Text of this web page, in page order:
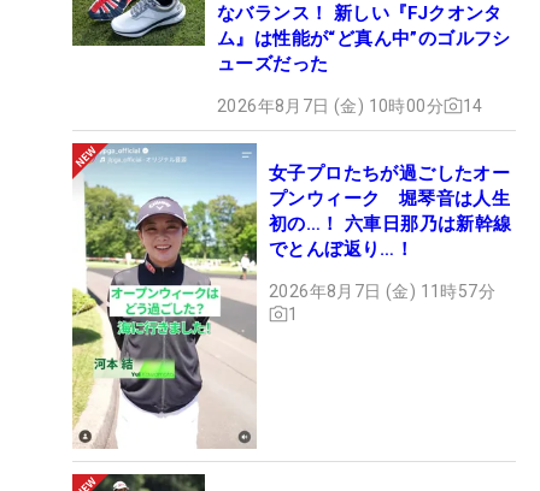
なバランス！ 新しい『FJクオンタ
ム』は性能が“ど真ん中”のゴルフシ
ューズだった
2026年8月7日 (金) 10時00分 14
女子プロたちが過ごしたオー
プンウィーク 堀琴音は人生
初の…！ 六車日那乃は新幹線
でとんぼ返り…！
2026年8月7日 (金) 11時57分
1